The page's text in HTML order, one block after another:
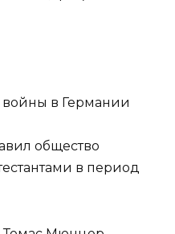
войны в Германии
общество
в период